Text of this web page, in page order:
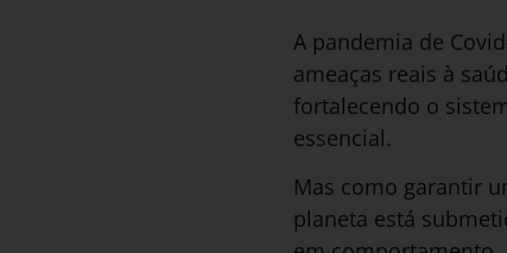
A pandemia de
ameaças reais à
fortalecendo o
essencial.
Mas como garantir
planeta está